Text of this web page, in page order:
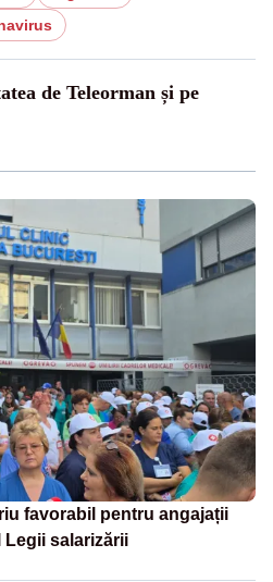
de Teleorman și pe
favorabil pentru angajații
salarizării